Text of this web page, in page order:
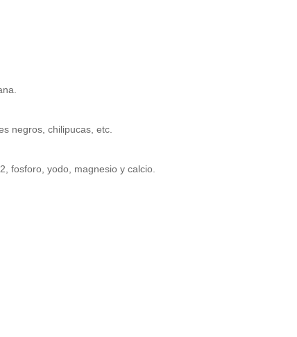
negros, chilipucas, etc.
fosforo, yodo, magnesio y calcio.